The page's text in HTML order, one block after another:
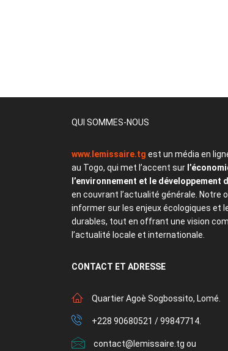
QUI SOMMES-NOUS
www.lemissaire.tg est un média en
au Togo, qui met l’accent sur
l’environnement et le développement
en couvrant l’actualité générale. Notre
informer sur les enjeux écologiques et
durables, tout en offrant une vision
l’actualité locale et internationale.
CONTACT ET ADRESSE
Quartier Agoè Sogbossito, Lomé.
+228 90680521 / 99847714.
contact@lemissaire.tg ou